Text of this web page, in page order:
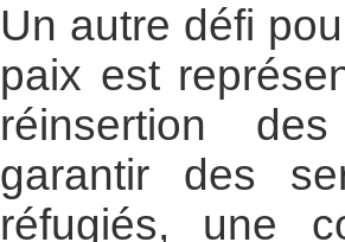
Un autre défi
paix est
réinsertion
garantir des
réfugiés, une